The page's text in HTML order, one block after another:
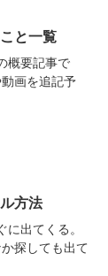
と一覧
概要記事で
画を追記予
方法
出てくる。
探しても出て